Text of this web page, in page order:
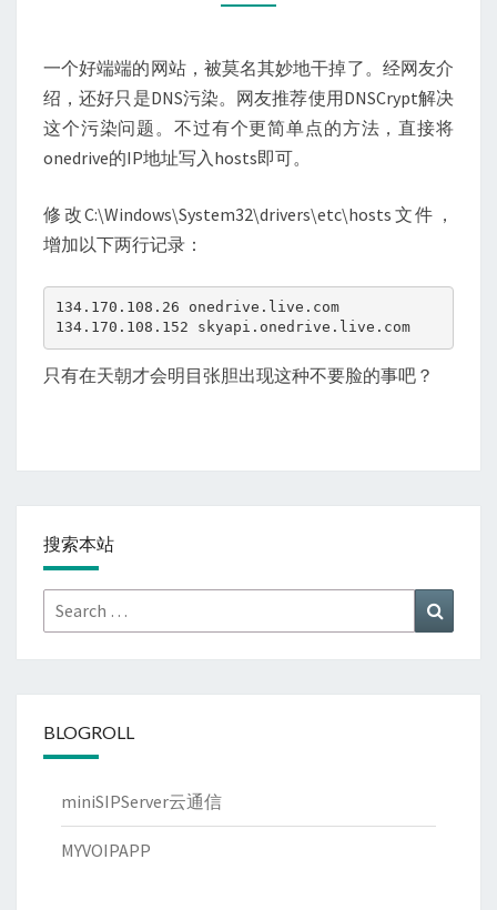
一个好端端的网站，被莫名其妙地干掉了。经网友介
绍，还好只是DNS污染。网友推荐使用DNSCrypt解决
这个污染问题。不过有个更简单点的方法，直接将
onedrive的IP地址写入hosts即可。
修改C:\Windows\System32\drivers\etc\hosts文件，
增加以下两行记录：
134.170.108.26 onedrive.live.com
134.170.108.152 skyapi.onedrive.live.com
只有在天朝才会明目张胆出现这种不要脸的事吧？
搜索本站
Search
for:
BLOGROLL
miniSIPServer云通信
MYVOIPAPP